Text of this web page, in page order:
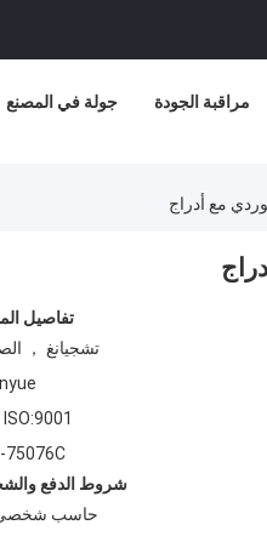
جولة في المصنع مراقبة الجودة
تفاصيل
تشجيانغ ，
ISO:9001
75076C
شروط الدفع
حاسب شخصي